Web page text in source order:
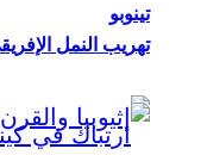
تينوبو
تهريب النمل